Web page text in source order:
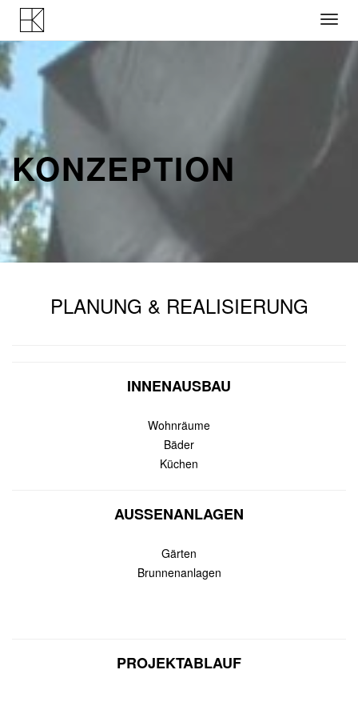
Skip
content
KONZEPTION
PLANUNG & REALISIERUNG
INNENAUSBAU
Wohnräume
Bäder
Küchen
AUSSENANLAGEN
Gärten
Brunnenanlagen
PROJEKTABLAUF